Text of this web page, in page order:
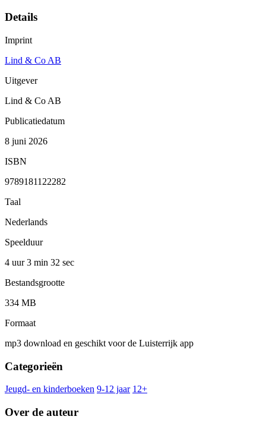
Details
Imprint
Lind & Co AB
Uitgever
Lind & Co AB
Publicatiedatum
8 juni 2026
ISBN
9789181122282
Taal
Nederlands
Speelduur
4 uur 3 min 32 sec
Bestandsgrootte
334 MB
Formaat
mp3 download en geschikt voor de Luisterrijk app
Categorieën
Jeugd- en kinderboeken 9-12 jaar 12+
Over de auteur